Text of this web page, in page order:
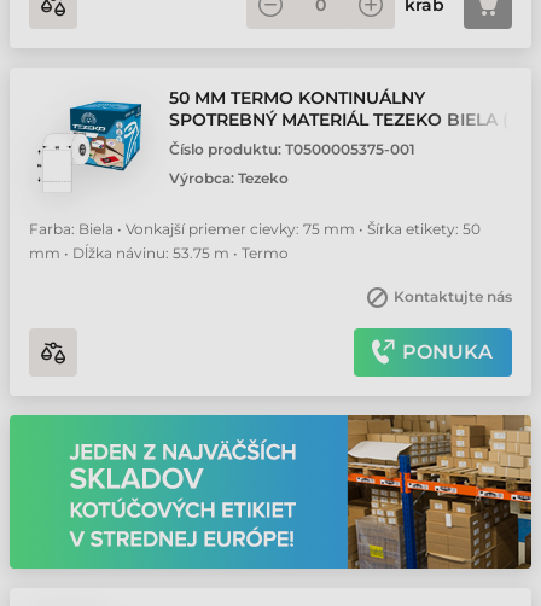
krab
50 MM TERMO KONTINUÁLNY
SPOTREBNÝ MATERIÁL TEZEKO BIELA (
53.75 M )
Číslo produktu: T0500005375-001
Výrobca: Tezeko
Farba: Biela • Vonkajší priemer cievky: 75 mm • Šírka etikety: 50
mm • Dĺžka návinu: 53.75 m • Termo
Kontaktujte nás
PONUKA